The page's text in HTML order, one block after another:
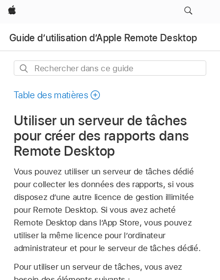
Apple
Guide d’utilisation d’Apple Remote Desktop
Rechercher
ce
Table des matières
Utiliser un serveur de tâches
pour créer des rapports dans
Remote Desktop
Vous pouvez utiliser un serveur de tâches dédié
pour collecter les données des rapports, si vous
disposez d’une autre licence de gestion illimitée
pour Remote Desktop. Si vous avez acheté
Remote Desktop dans l’App Store, vous pouvez
utiliser la même licence pour l’ordinateur
administrateur et pour le serveur de tâches dédié.
Pour utiliser un serveur de tâches, vous avez